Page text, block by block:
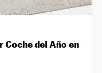
Coche del Año en